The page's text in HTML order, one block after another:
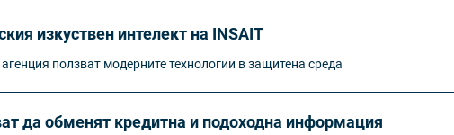
изкуствен интелект на INSAIT
ползват модерните технологии в защитена среда
да обменят кредитна и подоходна информация